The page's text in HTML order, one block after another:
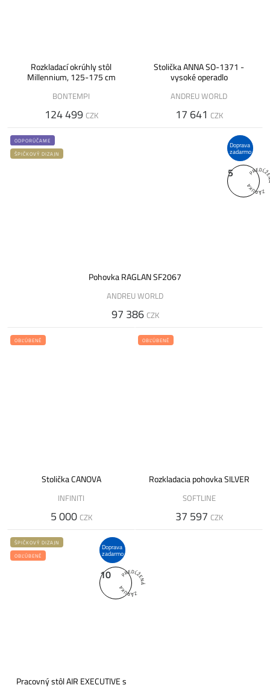
Rozkladací okrúhly stôl
Millennium, 125-175 cm
BONTEMPI
124 499 CZK
Doprava
zadarmo
5
ODPORÚČAME
ŠPIČKOVÝ DIZAJN
Pohovka RAGLAN SF2067
ANDREU WORLD
97 386 CZK
Stolička ANNA SO-1371 -
vysoké operadlo
ANDREU WORLD
17 641 CZK
OBĽÚBENÉ
Stolička CANOVA
INFINITI
5 000 CZK
OBĽÚBENÉ
Rozkladacia pohovka SILVER
SOFTLINE
37 597 CZK
Doprava
zadarmo
10
ŠPIČKOVÝ DIZAJN
OBĽÚBENÉ
Pracovný stôl AIR EXECUTIVE s